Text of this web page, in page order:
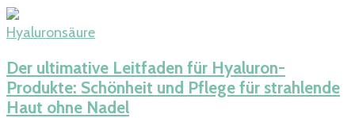
Hyaluronsäure
Der ultimative Leitfaden für Hyaluron-
Produkte: Schönheit und Pflege für strahlende
Haut ohne Nadel